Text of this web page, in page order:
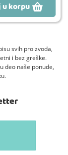
u korpu
svih proizvoda,
i bez greške.
deo naše ponude,